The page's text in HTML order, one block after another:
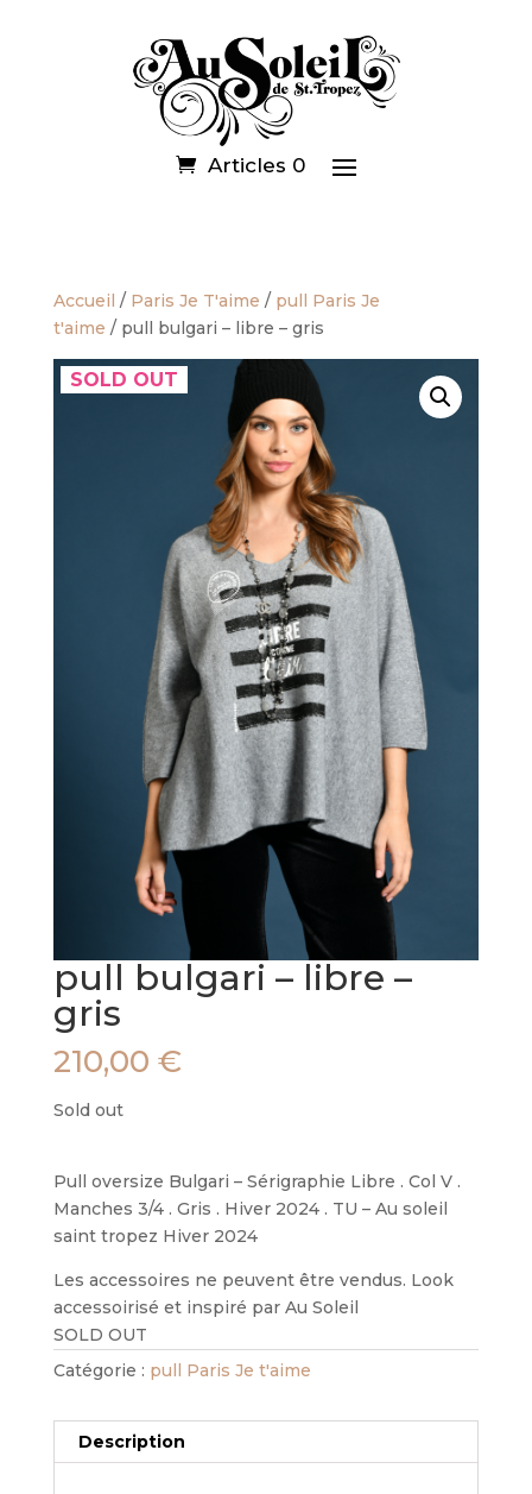
Articles 0
Accueil / Paris Je T'aime / pull Paris Je
t'aime / pull bulgari – libre – gris
SOLD OUT
pull bulgari – libre –
gris
210,00 €
Sold out
Pull oversize Bulgari – Sérigraphie Libre . Col V .
Manches 3/4 . Gris . Hiver 2024 . TU – Au soleil
saint tropez Hiver 2024
Les accessoires ne peuvent être vendus. Look
accessoirisé et inspiré par Au Soleil
SOLD OUT
Catégorie : pull Paris Je t'aime
Description